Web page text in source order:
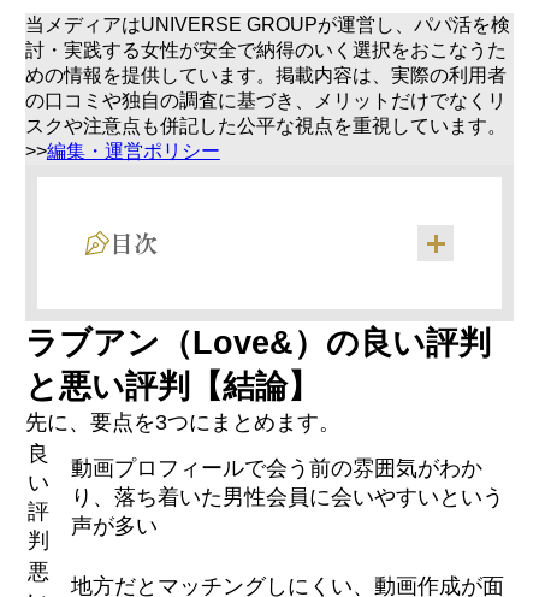
当メディアはUNIVERSE GROUPが運営し、パパ活を検
討・実践する女性が安全で納得のいく選択をおこなうた
めの情報を提供しています。掲載内容は、実際の利用者
の口コミや独自の調査に基づき、メリットだけでなくリ
スクや注意点も併記した公平な視点を重視しています。
>>編集・運営ポリシー
目次
運営会社・会員数・サービス開始年
動画プロフィール・恋Qなど独自機能でできる
こと
他のパパ活アプリと違う3つのポイント
男性会員の年収レベルが高く誠実なパパに会
動画・事前確認でミスマッチが減ったという
ラブアン（Love&）の良い評判
と悪い評判【結論】
先に、要点を3つにまとめます。
良
い
評
判
動画プロフィールで会う前の雰囲気がわか
り、落ち着いた男性会員に会いやすいという
声が多い
悪
地方だとマッチングしにくい、動画作成が面